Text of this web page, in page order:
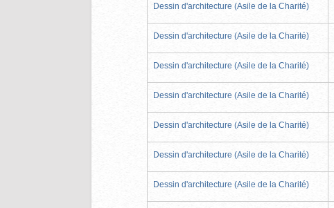
Dessin d'architecture (Asile de la Charité)
Dessin d'architecture (Asile de la Charité)
Dessin d'architecture (Asile de la Charité)
Dessin d'architecture (Asile de la Charité)
Dessin d'architecture (Asile de la Charité)
Dessin d'architecture (Asile de la Charité)
Dessin d'architecture (Asile de la Charité)